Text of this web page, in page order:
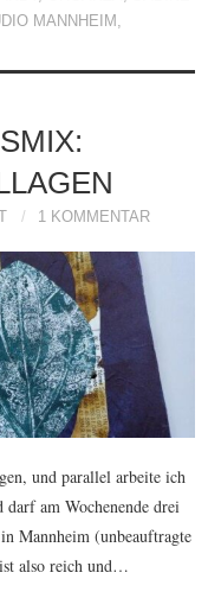
MANNHEIM ,
1 KOMMENTAR
und parallel arbeite ich
darf am Wochenende drei
Mannheim (unbeauftragte
also reich und…